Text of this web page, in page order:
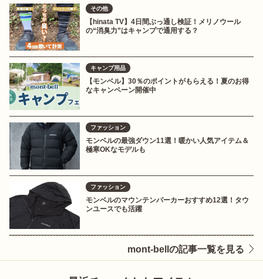
その他
【hinata TV】4日間ぶっ通し検証！メリノウール
の“消臭力”はキャンプで通用する？
キャンプ用品
【モンベル】30％のポイントがもらえる！夏のお得
なキャンペーン開催中
ファッション
モンベルの最強ダウン11選！暖かい人気アイテム＆
極寒OKなモデルも
ファッション
モンベルのマウンテンパーカーおすすめ12選！タウ
ンユースでも活躍
mont-bellの記事一覧を見る